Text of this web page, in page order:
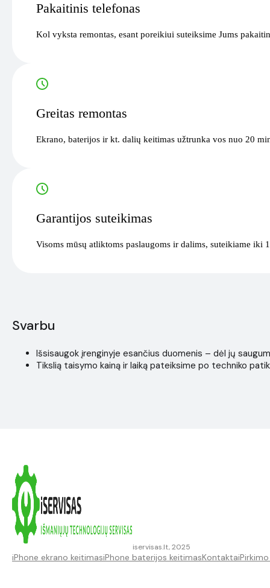
Pakaitinis telefonas
Kol vyksta remontas, esant poreikiui suteiksime Jums
Greitas remontas
Ekrano, baterijos ir kt. dalių keitimas užtrunka vos nuo 20
Garantijos suteikimas
Visoms mūsų atliktoms paslaugoms ir dalims, suteikiame iki
Svarbu
Išsisaugok įrenginyje esančius duomenis – dėl jų
Tikslią taisymo kainą ir laiką pateiksime po techniko
iservisas.lt, 2025
iPhone ekrano keitimasiPhone baterijos keitimasKontaktai